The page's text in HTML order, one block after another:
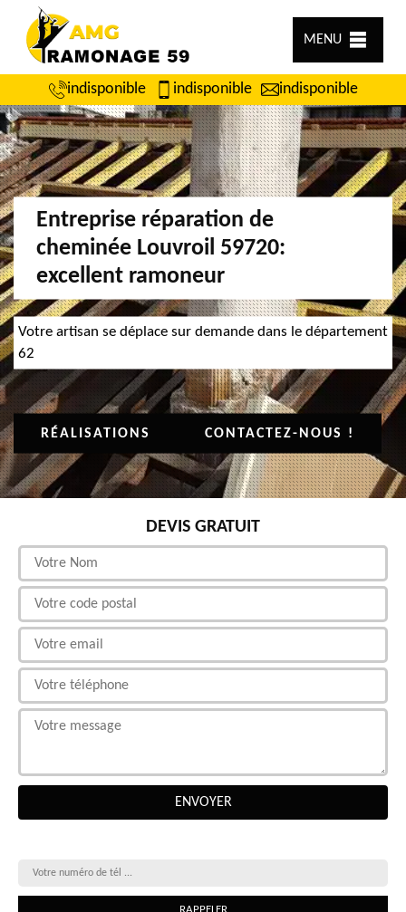
MENU
indisponible indisponible indisponible
Entreprise réparation de
cheminée Louvroil 59720:
excellent ramoneur
Votre artisan se déplace sur demande dans le département
62
RÉALISATIONS CONTACTEZ-NOUS !
DEVIS GRATUIT